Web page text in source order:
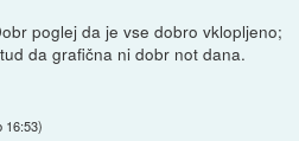
poglej da je vse dobro vklopljeno;
da grafična ni dobr not dana.
16:53)